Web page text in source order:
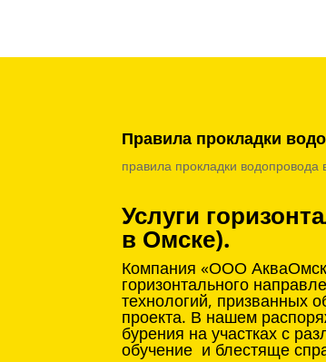
Правила прокладки
правила прокладки
Услуги
в Омске).
Компания «ООО
горизонтального
технологий, призванных
проекта. В нашем
бурения на участках с
обучение и блестяще